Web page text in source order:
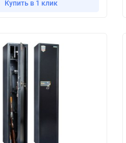
Купить в 1 клик